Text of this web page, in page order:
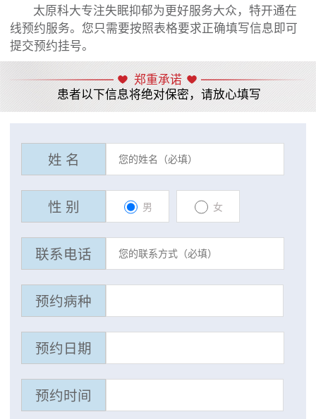
太原科大专注失眠抑郁为更好服务大众，特开通在
线预约服务。您只需要按照表格要求正确填写信息即可
提交预约挂号。
郑重承诺
患者以下信息将绝对保密，请放心填写
姓 名
性 别 男 女
联系电话
预约病种
预约日期
预约时间